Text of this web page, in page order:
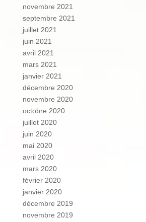
novembre 2021
septembre 2021
juillet 2021
juin 2021
avril 2021
mars 2021
janvier 2021
décembre 2020
novembre 2020
octobre 2020
juillet 2020
juin 2020
mai 2020
avril 2020
mars 2020
février 2020
janvier 2020
décembre 2019
novembre 2019